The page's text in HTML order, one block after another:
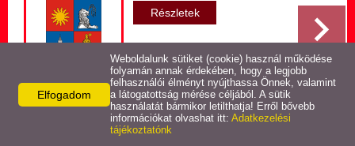
Egészségügyi ellátás
Egyéb szolgáltatások
Látnivalók
Részletek
Vissza az előző oldalra!
Elfogadom
Weboldalunk sütiket (cookie) használ működése
folyamán annak érdekében, hogy a legjobb
felhasználói élményt nyújthassa Önnek, valamint
a látogatottság mérése céljából. A sütik
használatát bármikor letilthatja! Erről bővebb
információkat olvashat itt: Adatkezelési
tájékoztatónk